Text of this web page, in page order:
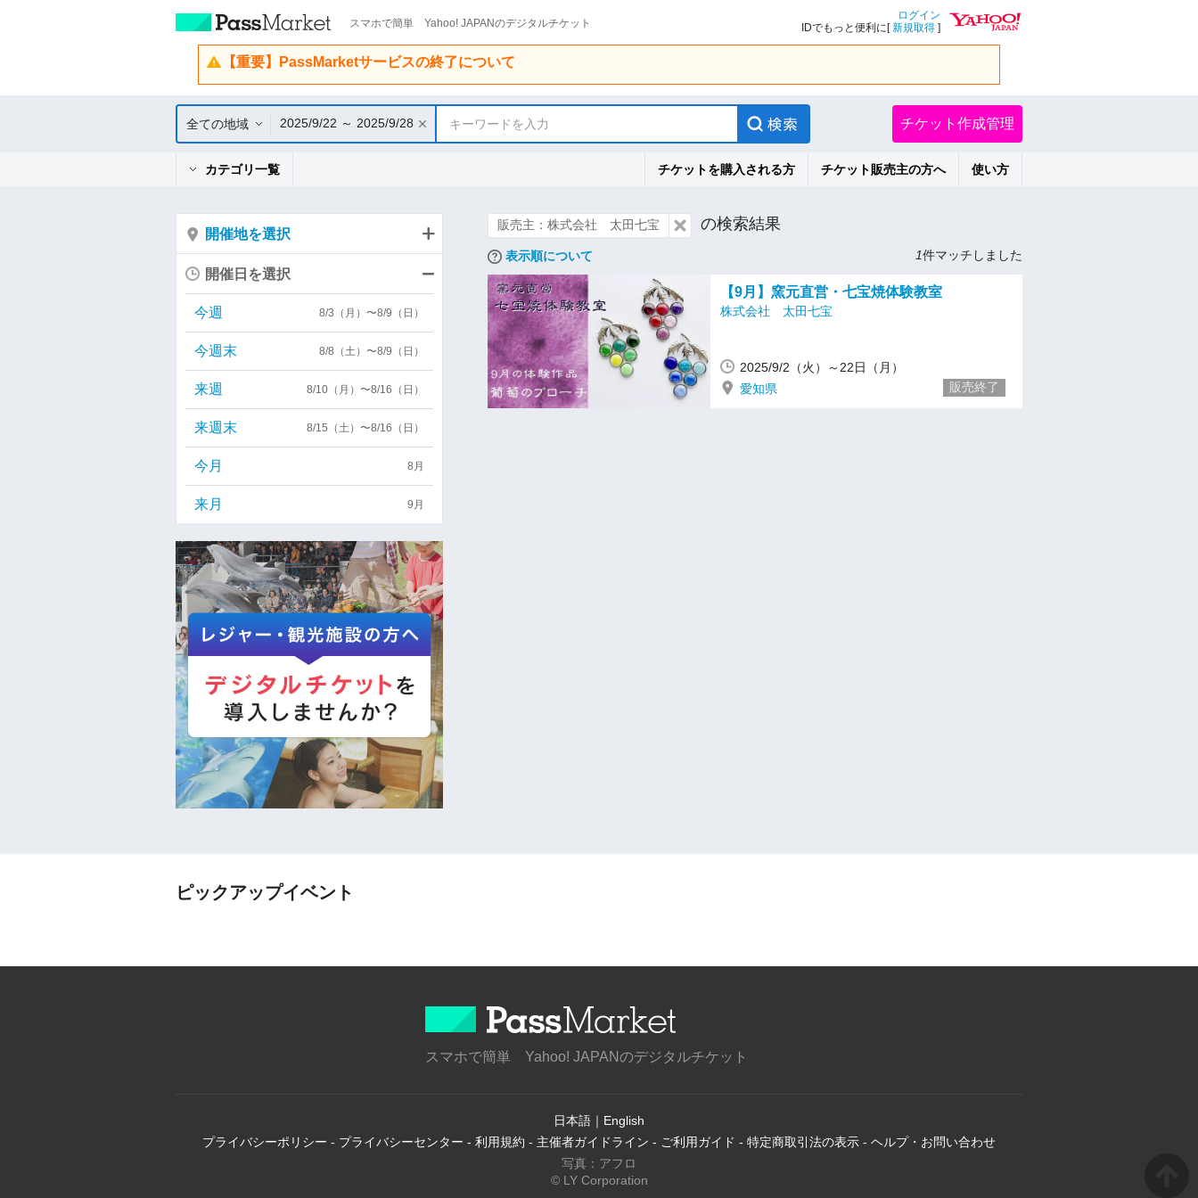
スマホで簡単 Yahoo! JAPANのデジタルチケット
ログイン
IDでもっと便利に[新規取得 ]
【重要】PassMarketサービスの終了について
全ての地域 2025/9/22 ～ 2025/9/28 キーワードを入力 チケット作成管理
カテゴリ一覧 チケットを購入される方 チケット販売主の方へ 使い方
販売主：株式会社 太田七宝 の検索結果
表示順について 1件マッチしました
【9月】窯元直営・七宝焼体験教室
株式会社 太田七宝
2025/9/2（火）～22日（月）
愛知県
販売終了
開催地を選択
開催日を選択
今週 8/3（月）〜8/9（日）
今週末 8/8（土）〜8/9（日）
来週 8/10（月）〜8/16（日）
来週末 8/15（土）〜8/16（日）
今月 8月
来月 9月
ピックアップイベント
スマホで簡単 Yahoo! JAPANのデジタルチケット
日本語 ｜ English
プライバシーポリシー - プライバシーセンター - 利用規約 - 主催者ガイドライン - ご利用ガイド - 特定商取引法の表示 - ヘルプ・お問い合わせ
写真：アフロ
© LY Corporation